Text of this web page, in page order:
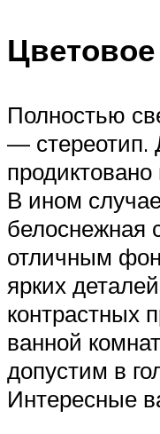
Полностью
— стереотип.
В ином
белоснежная
отличным
ярких
контрастных
ванной
допустим в
Интересные